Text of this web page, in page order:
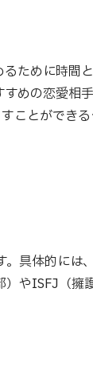
ために時間
めの恋愛相
ことができる
具体的には
やISFJ（擁